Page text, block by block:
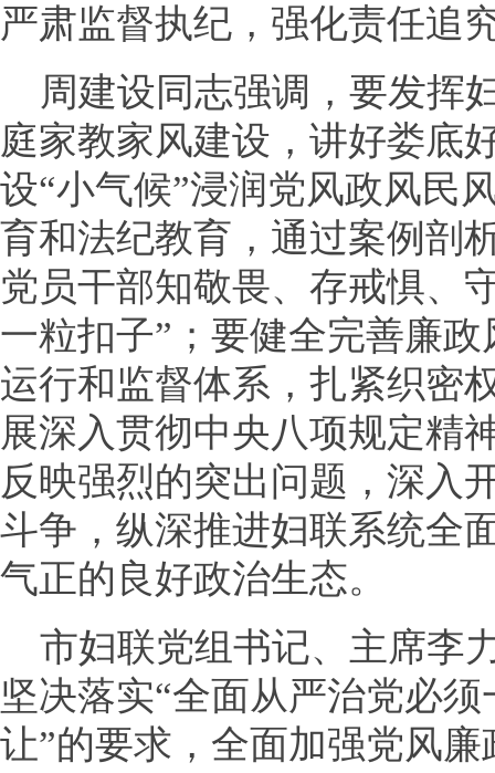
严肃监督执纪，强化责任追
周建设同志强调，要发挥
庭家教家风建设，讲好娄底
设“小气候”浸润党风政风民
育和法纪教育，通过案例剖
党员干部知敬畏、存戒惧、
一粒扣子”；要健全完善廉
运行和监督体系，扎紧织密
展深入贯彻中央八项规定精
反映强烈的突出问题，深入
斗争，纵深推进妇联系统全
气正的良好政治生态。
市妇联党组书记、主席李
坚决落实“全面从严治党必
让”的要求，全面加强党风